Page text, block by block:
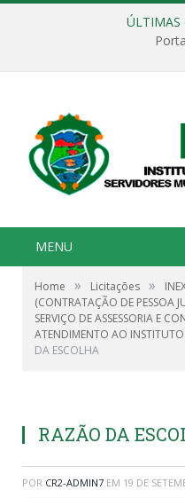
ÚLTIMAS
MENU
Home » Licitações »
(CONTRATAÇÃO DE PESSOA
SERVIÇO DE ASSESSORIA E
ATENDIMENTO AO
DA ESCOLHA
RAZÃO DA
POR CR2-ADMIN7 EM 19 DE